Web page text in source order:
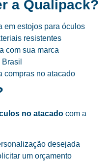
a Qualipack?
em estojos para óculos
resistentes
com sua marca
compras no atacado
no atacado com a
desejada
um orçamento